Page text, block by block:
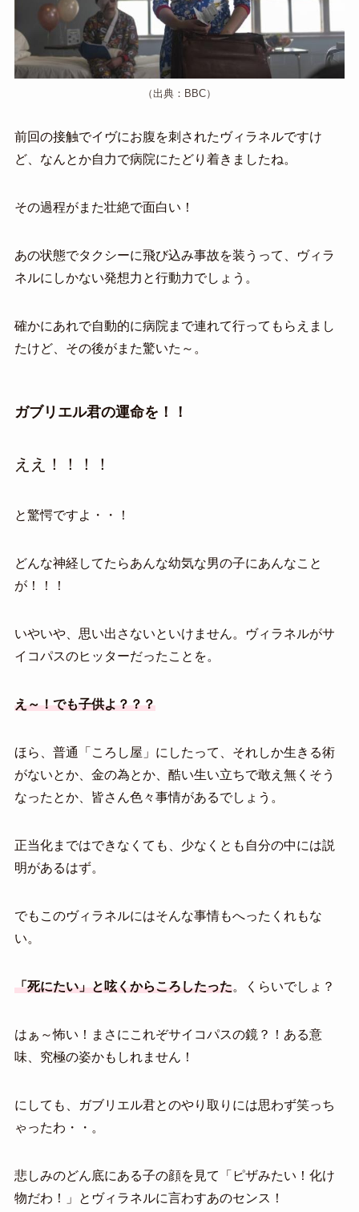
（出典：BBC）
前回の接触でイヴにお腹を刺されたヴィラネルですけ
ど、なんとか自力で病院にたどり着きましたね。
その過程がまた壮絶で面白い！
あの状態でタクシーに飛び込み事故を装うって、ヴィラ
ネルにしかない発想力と行動力でしょう。
確かにあれで自動的に病院まで連れて行ってもらえまし
たけど、その後がまた驚いた～。
ガブリエル君の運命を！！
ええ！！！！
と驚愕ですよ・・！
どんな神経してたらあんな幼気な男の子にあんなこと
が！！！
いやいや、思い出さないといけません。ヴィラネルがサ
イコパスのヒッターだったことを。
え～！でも子供よ？？？
ほら、普通「ころし屋」にしたって、それしか生きる術
がないとか、金の為とか、酷い生い立ちで敢え無くそう
なったとか、皆さん色々事情があるでしょう。
正当化まではできなくても、少なくとも自分の中には説
明があるはず。
でもこのヴィラネルにはそんな事情もへったくれもな
い。
「死にたい」と呟くからころしたった。くらいでしょ？
はぁ～怖い！まさにこれぞサイコパスの鏡？！ある意
味、究極の姿かもしれません！
にしても、ガブリエル君とのやり取りには思わず笑っち
ゃったわ・・。
悲しみのどん底にある子の顔を見て「ピザみたい！化け
物だわ！」とヴィラネルに言わすあのセンス！